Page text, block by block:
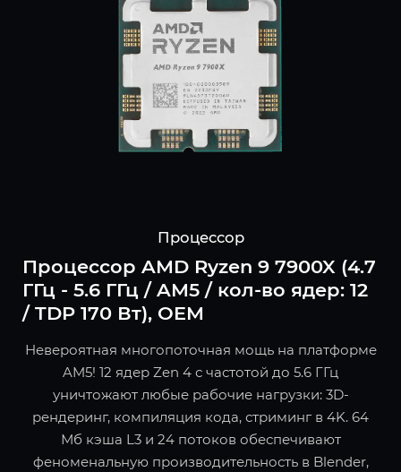
Процессор
Процессор AMD Ryzen 9 7900X (4.7
ГГц - 5.6 ГГц / AM5 / кол-во ядер: 12
/ TDP 170 Вт), OEM
Невероятная многопоточная мощь на платформе
AM5! 12 ядер Zen 4 с частотой до 5.6 ГГц
уничтожают любые рабочие нагрузки: 3D-
рендеринг, компиляция кода, стриминг в 4K. 64
Мб кэша L3 и 24 потоков обеспечивают
феноменальную производительность в Blender,